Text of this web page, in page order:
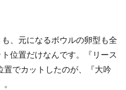
、元になるボウルの卵型も全
位置だけなんです。『リース
置でカットしたのが、『大吟